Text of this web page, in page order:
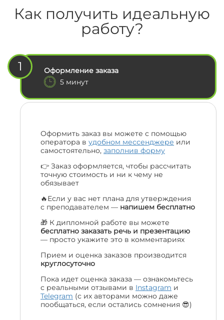
Как получить идеальную
работу?
1
Оформление заказа
5 минут
Оформить заказ вы можете с помощью
оператора в удобном мессенджере или
самостоятельно, заполнив форму
👉 Заказ оформляется, чтобы рассчитать
точную стоимость и ни к чему не
обязывает
🔥Если у вас нет плана для утверждения
с преподавателем — напишем бесплатно
🎁 К дипломной работе вы можете
бесплатно заказать речь и презентацию
— просто укажите это в комментариях
Прием и оценка заказов производится
круглосуточно
Пока идет оценка заказа — ознакомьтесь
с реальными отзывами в Instagram и
Telegram (с их авторами можно даже
пообщаться, если остались сомнения 😎)